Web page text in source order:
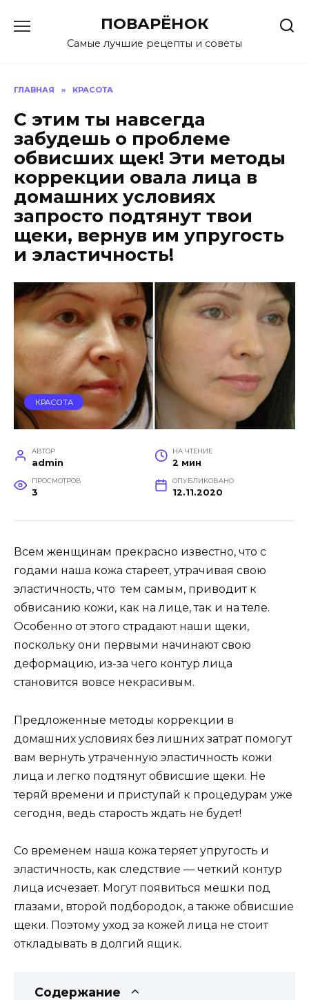
содержанию
ПОВАРЁНОК
Самые лучшие рецепты и советы
ГЛАВНАЯ » КРАСОТА
С этим ты навсегда
забудешь о проблеме
обвисших щек! Эти методы
коррекции овала лица в
домашних условиях
запросто подтянут твои
щеки, вернув им упругость
и эластичность!
КРАСОТА
АВТОР
admin
НА ЧТЕНИЕ
2 мин
ПРОСМОТРОВ
3
ОПУБЛИКОВАНО
12.11.2020
Всем женщинам прекрасно известно, что с
годами наша кожа стареет, утрачивая свою
эластичность, что тем самым, приводит к
обвисанию кожи, как на лице, так и на теле.
Особенно от этого страдают наши щеки,
поскольку они первыми начинают свою
деформацию, из-за чего контур лица
становится вовсе некрасивым.
Предложенные методы коррекции в
домашних условиях без лишних затрат помогут
вам вернуть утраченную эластичность кожи
лица и легко подтянут обвисшие щеки. Не
теряй времени и приступай к процедурам уже
сегодня, ведь старость ждать не будет!
Со временем наша кожа теряет упругость и
эластичность, как следствие — четкий контур
лица исчезает. Могут появиться мешки под
глазами, второй подбородок, а также обвисшие
щеки. Поэтому уход за кожей лица не стоит
откладывать в долгий ящик.
Содержание